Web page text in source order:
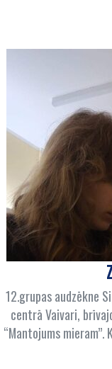
12.grupas audzēkne
centrā Vaivari,
“Mantojums